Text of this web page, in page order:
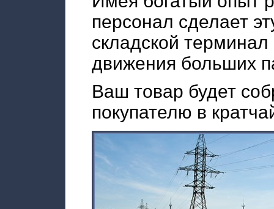
персонал сделает
складской
движения больших
Ваш товар будет
покупателю в